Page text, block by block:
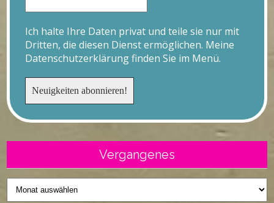
Ich halte Ihre Daten privat und teile sie nur mit
Dritten, die diesen Dienst ermöglichen. Meine
Datenschutzerklärung finden Sie im Menü.
Vergangenes
Vergangenes